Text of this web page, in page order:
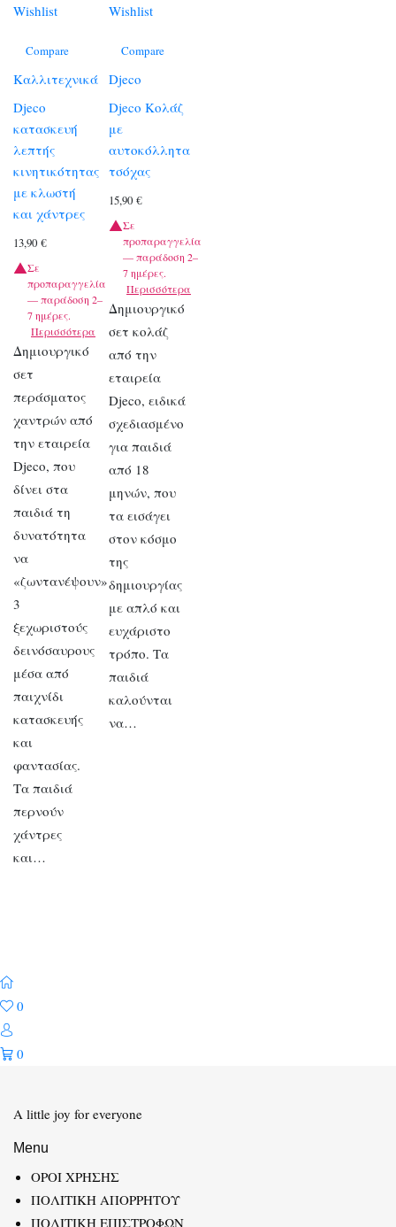
Wishlist
Compare
Καλλιτεχνικά
Djeco
κατασκευή
λεπτής
κινητικότητας
με κλωστή
και χάντρες
13,90 €
Σε
προπαραγγελία
— παράδοση 2–
7 ημέρες.
Περισσότερα
Δημιουργικό
σετ
περάσματος
χαντρών από
την εταιρεία
Djeco, που
δίνει στα
παιδιά τη
δυνατότητα
να
«ζωντανέψουν»
3
ξεχωριστούς
δεινόσαυρους
μέσα από
παιχνίδι
κατασκευής
και
φαντασίας.
Τα παιδιά
περνούν
χάντρες
και…
Wishlist
Compare
Djeco
Djeco Κολάζ
με
αυτοκόλλητα
τσόχας
15,90€
Σε
προπαραγγελία
— παράδοση 2–
7 ημέρες.
Περισσότερα
Δημιουργικό
σετ κολάζ
από την
εταιρεία
Djeco, ειδικά
σχεδιασμένο
για παιδιά
από 18
μηνών, που
τα εισάγει
στον κόσμο
της
δημιουργίας
με απλό και
ευχάριστο
τρόπο. Τα
παιδιά
καλούνται
να…
0
0
A little joy for everyone
Menu
ΟΡΟΙ ΧΡΗΣΗΣ
ΠΟΛΙΤΙΚΗ ΑΠΟΡΡΗΤΟΥ
ΠΟΛΙΤΙΚΗ ΕΠΙΣΤΡΟΦΩΝ